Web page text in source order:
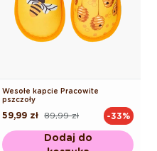
Wesołe kapcie Pracowite
pszczoły
Cena
89,99 zł
Cena
59,99 zł -33%
Dodaj do